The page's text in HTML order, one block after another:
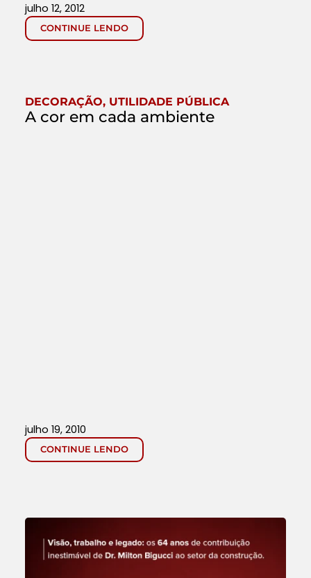
CONTINUE LENDO
julho 12, 2012
DECORAÇÃO, UTILIDADE PÚBLICA
A cor em cada ambiente
CONTINUE LENDO
julho 19, 2010